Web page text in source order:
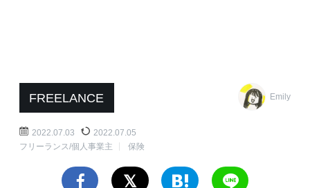
FREELANCE Emily
2022.07.03
2022.07.05
フリーランス/個人事業主
保険